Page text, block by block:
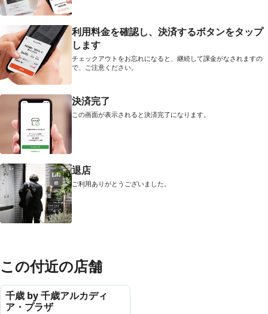
利用料金を確認し、決済するボタンをタップ
します
チェックアウトをお忘れになると、継続して課金がなされますの
で、ご注意ください。
決済完了
この画面が表示されると決済完了になります。
退店
ご利用ありがとうございました。
この付近の店舗
千歳 by 千歳アルカディ
ア・プラザ